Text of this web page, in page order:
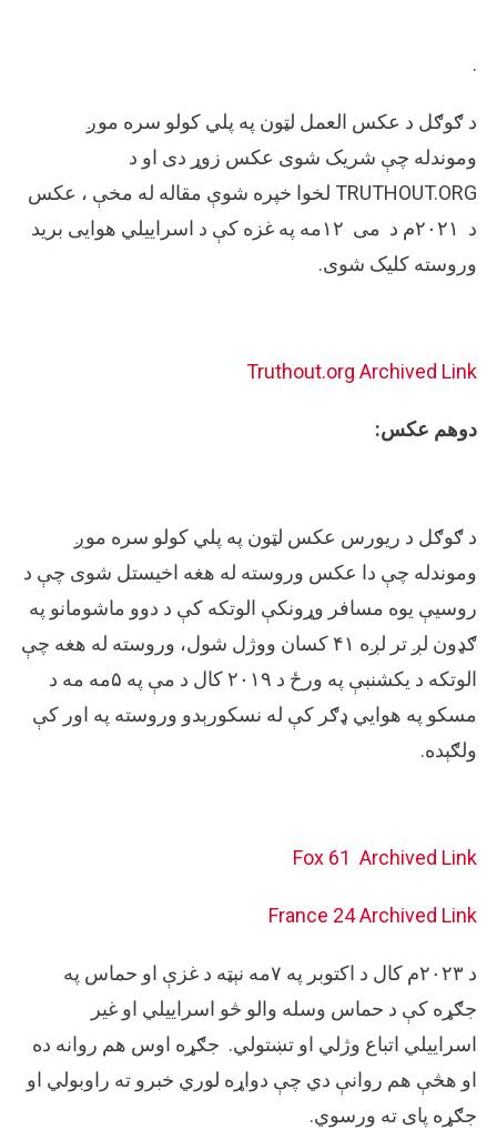
.
د ګوګل د عکس العمل لټون په پلي کولو سره موږ
وموندله چې شریک شوی عکس زوړ دی او د
TRUTHOUT.ORG لخوا خپره شوې مقاله له مخې ، عکس
د ۲۰۲۱م د می ۱۲مه په غزه کې د اسراییلي هوایی برید
وروسته کلیک شوی.
Truthout.org Archived Link
دوهم عکس:
د ګوګل د ریورس عکس لټون په پلي کولو سره موږ
وموندله چې دا عکس وروسته له هغه اخیستل شوی چې د
روسیې یوه مسافر وړونکې الوتکه کې د دوو ماشومانو په
ګډون لږ تر لږه ۴۱ کسان ووژل شول، وروسته له هغه چې
الوتکه د یکشنبې په ورځ د ۲۰۱۹ کال د مې په ۵مه مه د
مسکو په هوايي ډګر کې له نسکورېدو وروسته په اور کې
ولګېده.
Fox 61 Archived Link
France 24Archived Link
د ۲۰۲۳م کال د اکتوبر په ۷مه نېټه د غزې او حماس په
جګړه کې د حماس وسله والو څو اسراییلي او غیر
اسراییلي اتباع وژلي او تښتولي. جګړه اوس هم روانه ده
او هڅې هم روانې دي چې دواړه لوري خبرو ته راوبولي او
جګړه پای ته ورسوي.